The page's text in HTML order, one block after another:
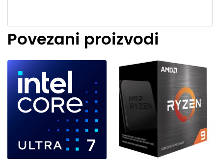
Povezani proizvodi